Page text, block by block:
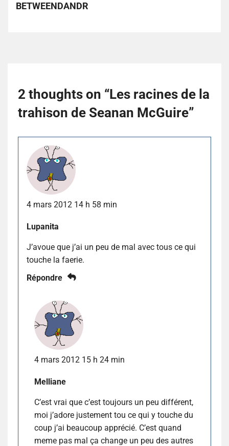
BETWEENDANDR
2 thoughts on “Les racines de la
trahison de Seanan McGuire”
4 mars 2012 14 h 58 min
Lupanita
J’avoue que j’ai un peu de mal avec tous ce qui
touche la faerie.
Répondre
4 mars 2012 15 h 24 min
Melliane
C’est vrai que c’est toujours un peu différent,
moi j’adore justement tou ce qui y touche du
coup j’ai beaucoup apprécié. C’est quand
meme pas mal ça change un peu des autres